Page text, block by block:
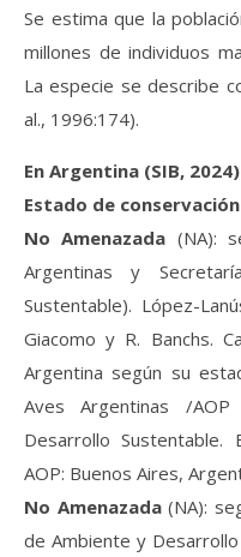
Se estima que la
millones de individuos
La especie se describe
al., 1996:174).
En Argentina (SIB, 2024)
Estado de conservación
No Amenazada (NA):
Argentinas y
Sustentable). López-
Giacomo y R. Banchs.
Argentina según su
Aves Argentinas /
Desarrollo Sustentable.
AOP: Buenos Aires,
No Amenazada(NA):
de Ambiente y